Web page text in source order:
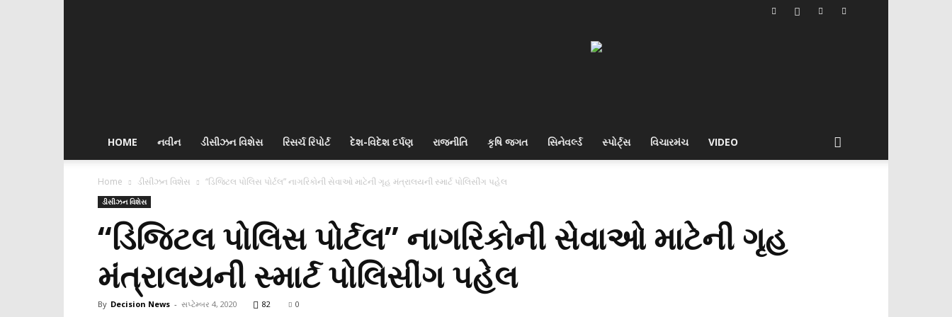
HOME નવીન ડીસીઝન વિશેસ રિસર્ચ રિપોર્ટ દેશ-વિદેશ દર્પણ રાજનીતિ કૃષિ જગત સિનેવર્લ્ડ સ્પોર્ટ્સ વિચારમંચ VIDEO
Home ડીસીઝન વિશેસ “ડિજિટલ પોલિસ પોર્ટલ” નાગરિકોની સેવાઓ માટેની ગૃહ મંત્રાલયની સ્માર્ટ પોલિસીંગ પહેલ
ડીસીઝન વિશેસ
“ડિજિટલ પોલિસ પોર્ટલ” નાગરિકોની સેવાઓ માટેની ગૃહ
મંત્રાલયની સ્માર્ટ પોલિસીંગ પહેલ
By Decision News - સપ્ટેમ્બર 4, 2020 82 0